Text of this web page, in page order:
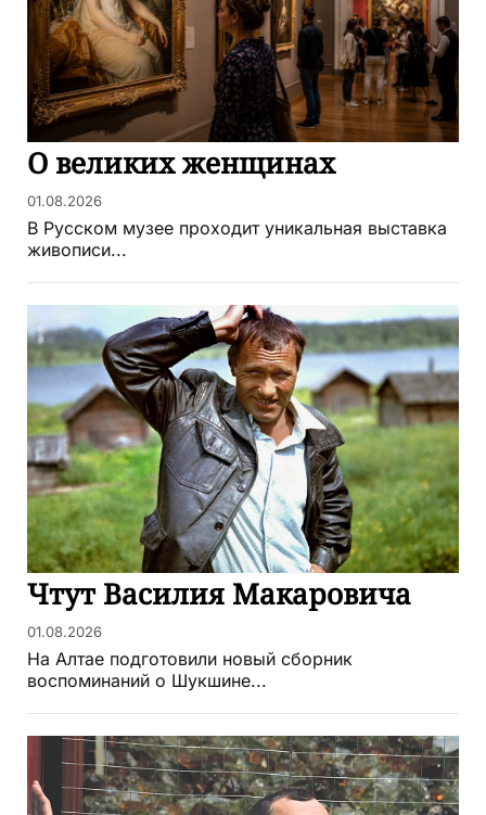
О великих женщинах
01.08.2026
В Русском музее проходит уникальная выставка
живописи...
Чтут Василия Макаровича
01.08.2026
На Алтае подготовили новый сборник
воспоминаний о Шукшине...